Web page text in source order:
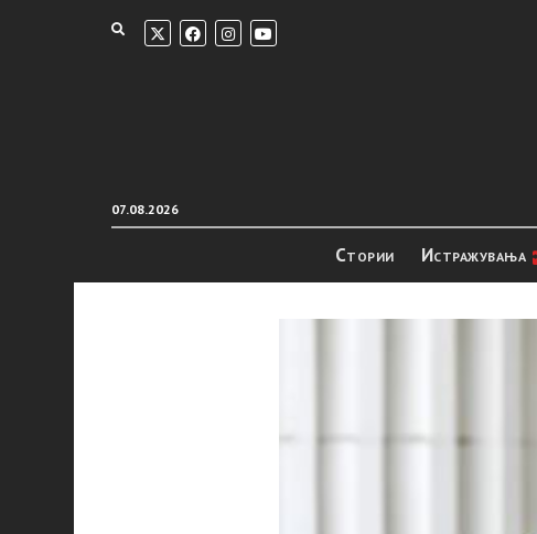
07.08.2026
Стории Истражувањa